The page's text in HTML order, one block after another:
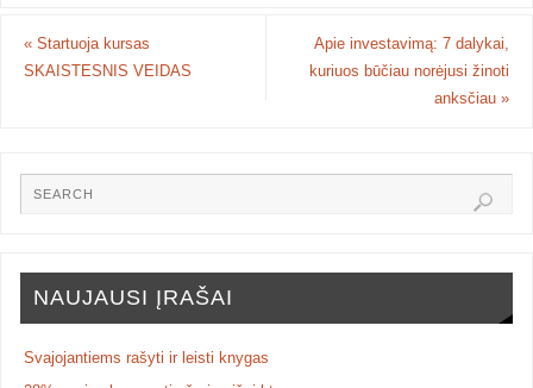
«Startuoja kursas
SKAISTESNIS VEIDAS
Apie investavimą: 7 dalykai,
kuriuos būčiau norėjusi žinoti
anksčiau»
NAUJAUSI ĮRAŠAI
Svajojantiems rašyti ir leisti knygas